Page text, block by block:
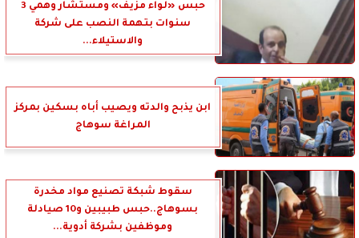
حبس «لواء مزيف» ومستشار وهمي 3
سنوات بتهمة النصب على شركة
والاستيلاء...
ابن يذبح والدته ويصيب أباه بسكين بمركز
المراغة سوهاج
سقوط شبكة تصنيع مواد مخدرة
بسوهاج..حبس طبيبين و10 صيادلة
وموظفين بشركة أدوية...